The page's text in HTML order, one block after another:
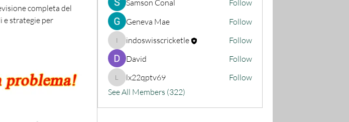
completa del
e strategie per
Samson Conal
Follow
Geneva Mae
Follow
indoswisscricketle
indoswisscricketle
Follow
David
Follow
lx22qptv69
lx22qptv69
Follow
See All Members (322)